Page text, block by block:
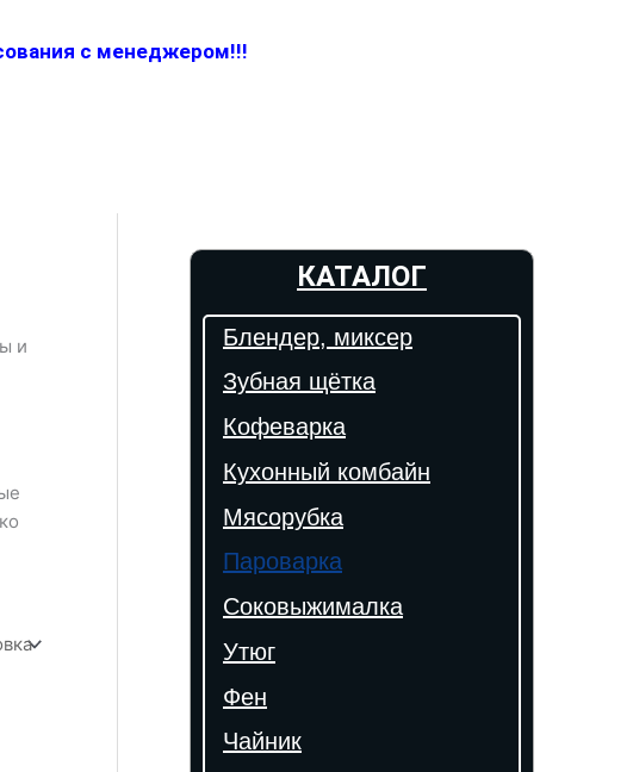
с менеджером!!!
и
КАТАЛОГ
Блендер, миксер
Зубная щётка
Кофеварка
Кухонный комбайн
Мясорубка
Пароварка
Соковыжималка
Утюг
Фен
Чайник